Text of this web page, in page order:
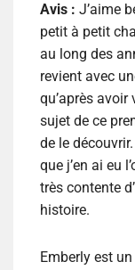
Avis : J’aime
petit à petit
au long des
revient avec
qu’après
sujet de ce
de le
que j’en ai eu
très contente
histoire.
Emberly est